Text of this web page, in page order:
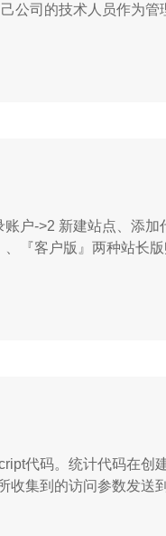
公司的技术人员作为管
户->2 新建站点、添
『客户版』两种站长
代码。统计代码在创
集到的访问参数发送
码。...